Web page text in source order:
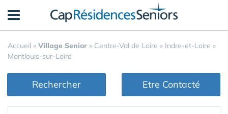
Accueil » Village Senior » Centre-Val de Loire » Indre-et-Loire »
Montlouis-sur-Loire
Rechercher Etre Contacté